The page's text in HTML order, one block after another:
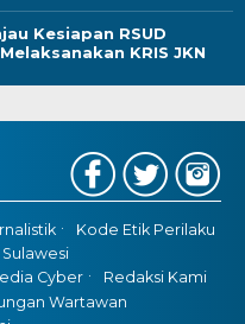
Kesiapan RSUD
KRIS JKN
Kode Etik Perilaku
Cyber
Redaksi Kami
Wartawan